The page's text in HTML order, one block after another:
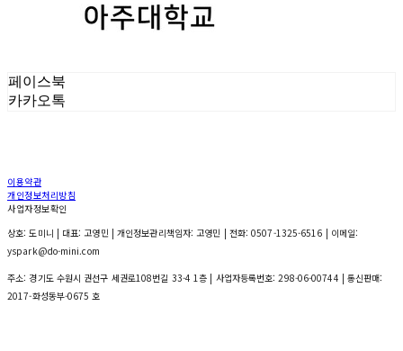
페이스북
카카오톡
이용약관
개인정보처리방침
사업자정보확인
상호: 도미니 | 대표: 고영민 | 개인정보관리책임자: 고영민 | 전화: 0507-1325-6516 | 이메일:
yspark@do-mini.com
주소: 경기도 수원시 권선구 세권로108번길 33-4 1층 | 사업자등록번호:298-06-00744 | 통신판매:
2017-화성동부-0675 호